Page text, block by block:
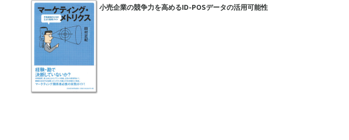
小売企業の競争力を高めるID-POSデータの活用可能性